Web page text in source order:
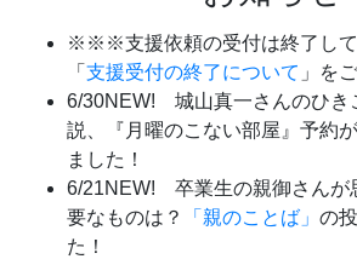
※※※支援依頼の受付は終了して
「 支援受付の終了について 」を
6/30NEW! 城山真一さんのひき
説、『月曜のこない部屋』予約が
ました！
6/21NEW! 卒業生の親御さんが
要なものは？
「親のことば」 の
た！